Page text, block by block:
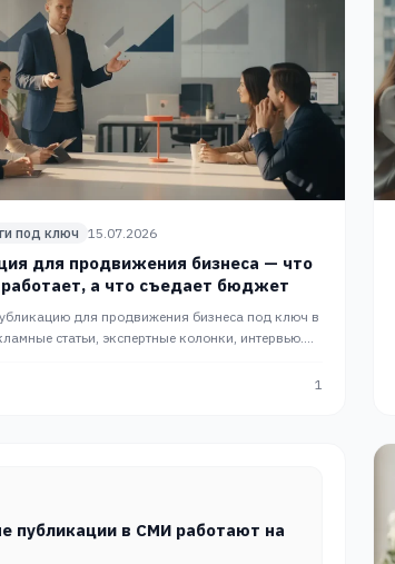
под ключ 15.07.2026
для продвижения бизнеса — что
а что съедает бюджет
для продвижения бизнеса под ключ в
статьи, экспертные колонки, интервью.
1
публикации в СМИ работают на